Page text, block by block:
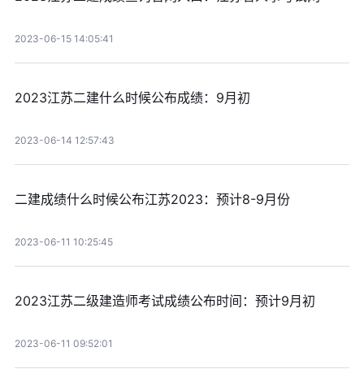
2023-06-15 14:05:41
2023江苏二建什么时候公布成绩：9月初
2023-06-14 12:57:43
二建成绩什么时候公布江苏2023：预计8-9月份
2023-06-11 10:25:45
2023江苏二级建造师考试成绩公布时间：预计9月初
2023-06-11 09:52:01